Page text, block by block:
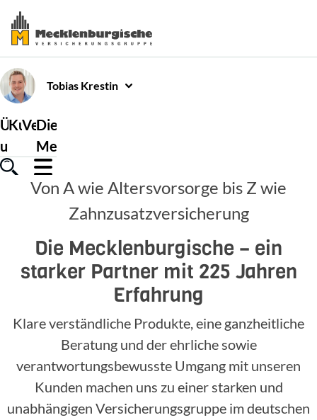
Tobias Krestin
Über
uns
Kundenservice
Versicherungen
Die
Mecklenburgische
Von A wie Altersvorsorge bis Z wie
Zahnzusatzversicherung
Die Mecklenburgische – ein
starker Partner mit 225 Jahren
Erfahrung
Klare verständliche Produkte, eine ganzheitliche
Beratung und der ehrliche sowie
verantwortungsbewusste Umgang mit unseren
Kunden machen uns zu einer starken und
unabhängigen Versicherungsgruppe im deutschen